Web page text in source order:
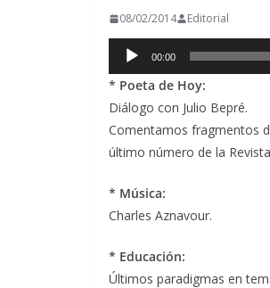
08/02/2014 Editorial
Reproductor
de
audio
00:00
* Poeta de Hoy:
Diálogo con Julio Bepré.
Comentamos fragmentos
último número de la
* Música:
Charles Aznavour.
* Educación:
Últimos paradigmas en